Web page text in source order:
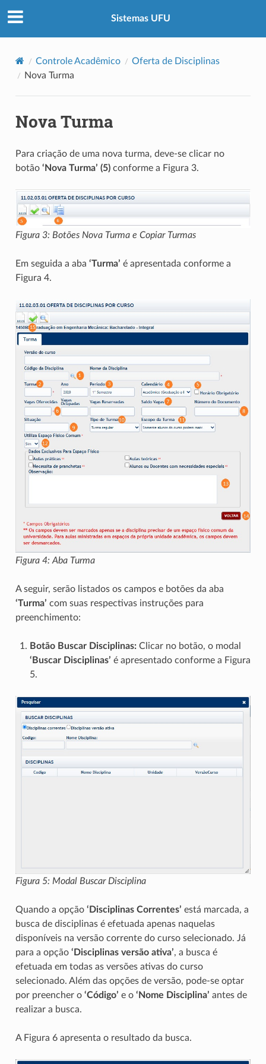
Sistemas UFU
Controle Acadêmico
Oferta de Disciplinas
Nova Turma
Nova Turma
Para criação de uma nova turma, deve-se clicar no
botão ‘Nova Turma’ (5)conforme a Figura 3.
Figura 3: Botões Nova Turma e Copiar Turmas
Em seguida a aba ‘Turma’ é apresentada conforme a
Figura 4.
Figura 4: Aba Turma
A seguir, serão listados os campos e botões da aba
‘Turma’ com suas respectivas instruções para
preenchimento:
Botão Buscar Disciplinas:Clicar no botão, o modal
‘Buscar Disciplinas’ é apresentado conforme a Figura
5.
Figura 5: Modal Buscar Disciplina
Quando a opção ‘Disciplinas Correntes’ está marcada, a
busca de disciplinas é efetuada apenas naquelas
disponíveis na versão corrente do curso selecionado. Já
para a opção ‘Disciplinas versão ativa’, a busca é
efetuada em todas as versões ativas do curso
selecionado. Além das opções de versão, pode-se optar
por preencher o ‘Código’ e o ‘Nome Disciplina’ antes de
realizar a busca.
A Figura 6 apresenta o resultado da busca.